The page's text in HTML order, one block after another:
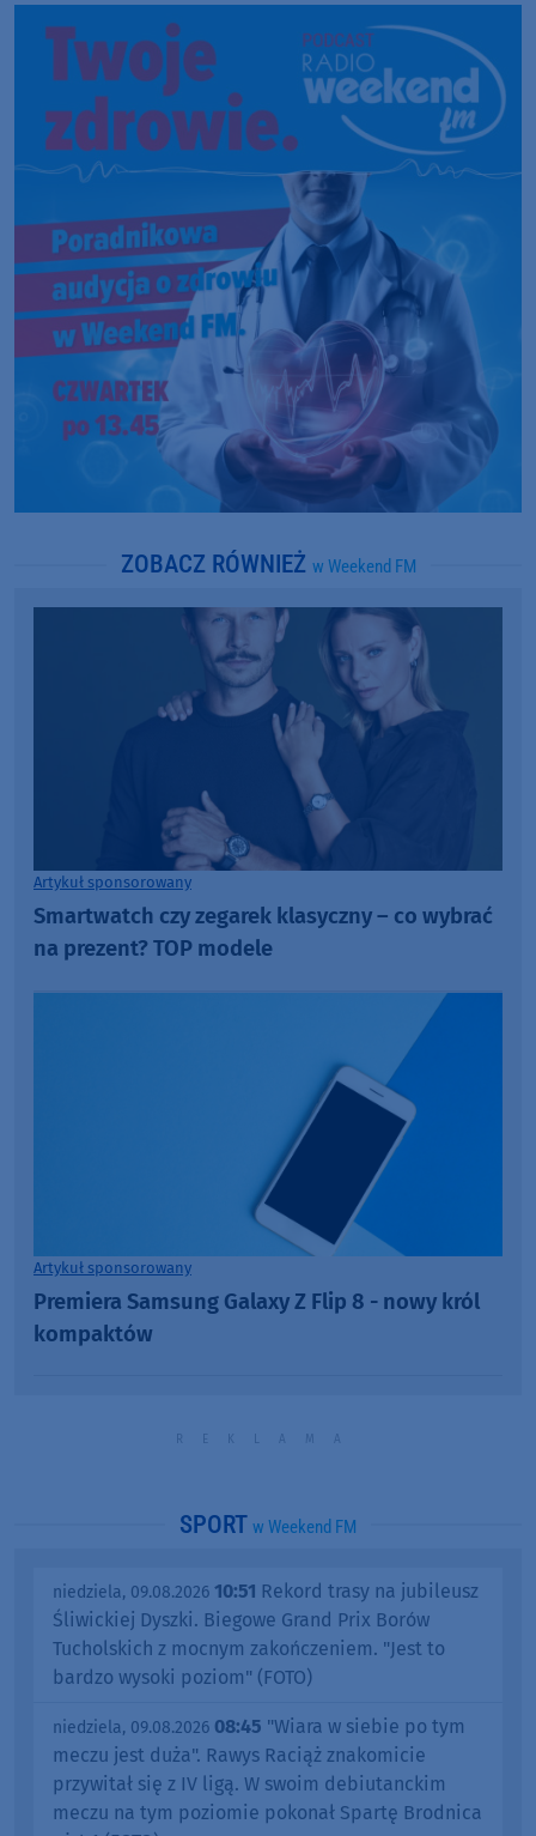
ZOBACZ RÓWNIEŻ w Weekend FM
Artykuł sponsorowany
Smartwatch czy zegarek klasyczny – co wybrać
na prezent? TOP modele
Artykuł sponsorowany
Premiera Samsung Galaxy Z Flip 8 - nowy król
kompaktów
SPORT w Weekend FM
niedziela, 09.08.2026 10:51 Rekord trasy na jubileusz
Śliwickiej Dyszki. Biegowe Grand Prix Borów
Tucholskich z mocnym zakończeniem. "Jest to
bardzo wysoki poziom" (FOTO)
niedziela, 09.08.2026 08:45 "Wiara w siebie po tym
meczu jest duża". Rawys Raciąż znakomicie
przywitał się z IV ligą. W swoim debiutanckim
meczu na tym poziomie pokonał Spartę Brodnica